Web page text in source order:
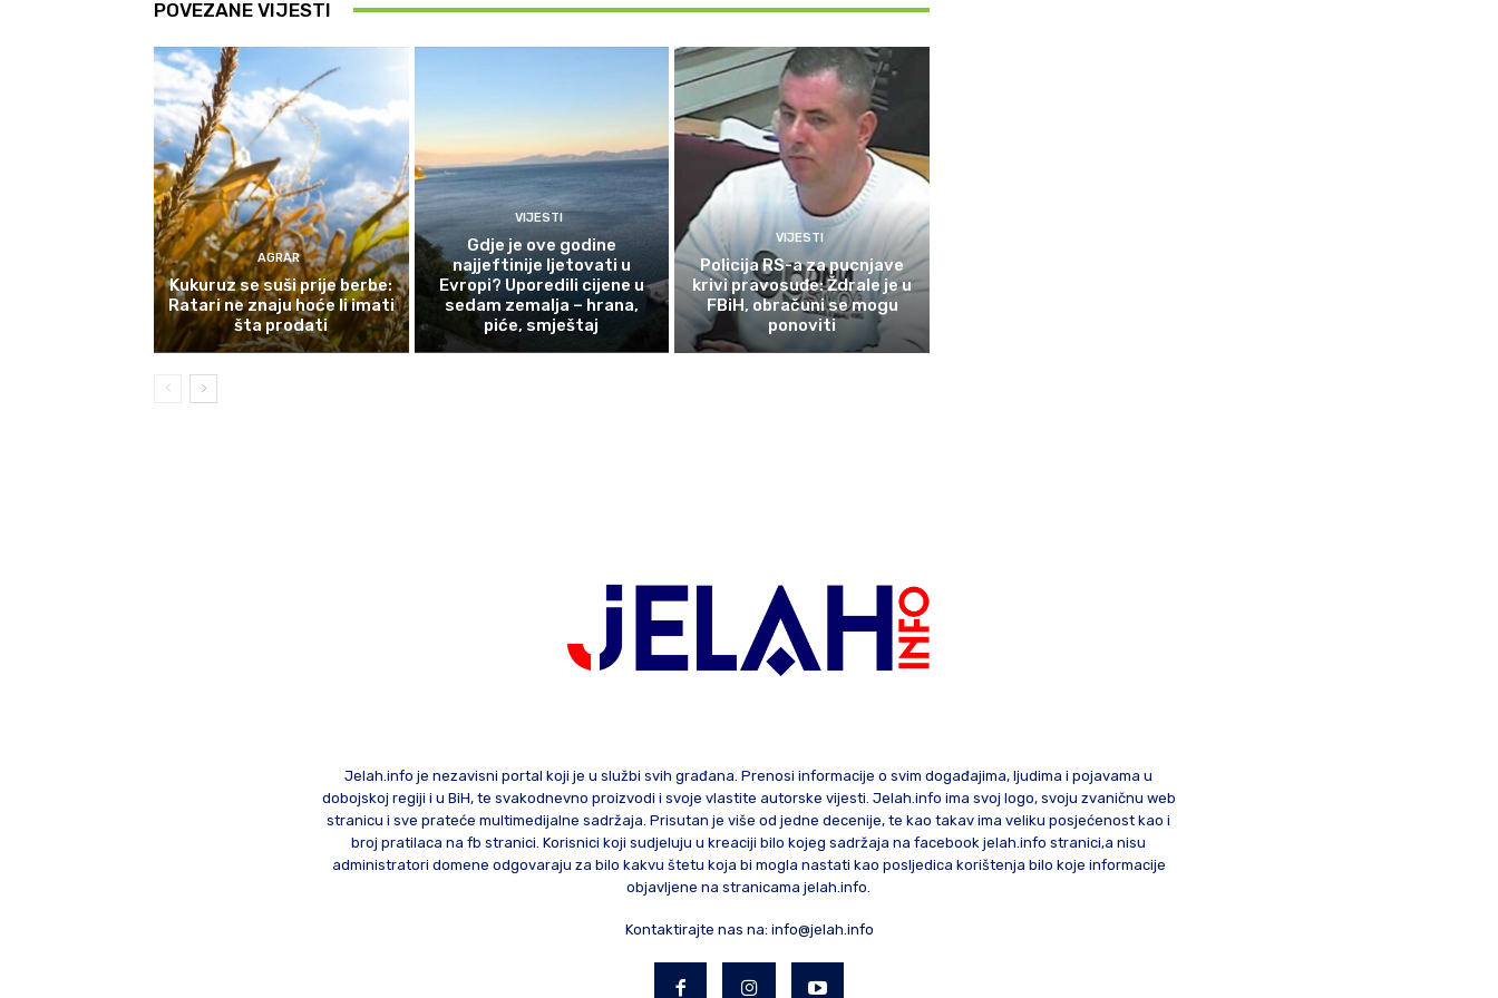
POVEZANE VIJESTI
AGRAR
Kukuruz se suši prije berbe:
Ratari ne znaju hoće li imati
šta prodati
VIJESTI
Gdje je ove godine
najjeftinije ljetovati u
Evropi? Uporedili cijene u
sedam zemalja – hrana,
piće, smještaj
VIJESTI
Policija RS-a za pucnjave
krivi pravosuđe: Ždrale je u
FBiH, obračuni se mogu
ponoviti
Jelah.info je nezavisni portal koji je u službi svih građana. Prenosi informacije o svim događajima, ljudima i pojavama u
dobojskoj regiji i u BiH, te svakodnevno proizvodi i svoje vlastite autorske vijesti. Jelah.info ima svoj logo, svoju zvaničnu web
stranicu i sve prateće multimedijalne sadržaja. Prisutan je više od jedne decenije, te kao takav ima veliku posjećenost kao i
broj pratilaca na fb stranici. Korisnici koji sudjeluju u kreaciji bilo kojeg sadržaja na facebook jelah.info stranici,a nisu
administratori domene odgovaraju za bilo kakvu štetu koja bi mogla nastati kao posljedica korištenja bilo koje informacije
objavljene na stranicama jelah.info.
Kontaktirajte nas na: info@jelah.info